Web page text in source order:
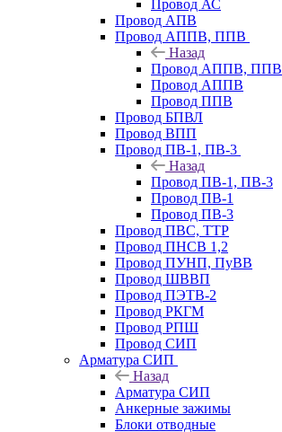
Провод АС
Провод АПВ
Провод АППВ, ППВ
Назад
Провод АППВ, ППВ
Провод АППВ
Провод ППВ
Провод БПВЛ
Провод ВПП
Провод ПВ-1, ПВ-3
Назад
Провод ПВ-1, ПВ-3
Провод ПВ-1
Провод ПВ-3
Провод ПВС, ТТР
Провод ПНСВ 1,2
Провод ПУНП, ПуВВ
Провод ШВВП
Провод ПЭТВ-2
Провод РКГМ
Провод РПШ
Провод СИП
Арматура СИП
Назад
Арматура СИП
Анкерные зажимы
Блоки отводные